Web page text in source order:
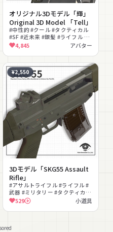
オリジナル3Dモデル「輝」
Original 3D Model 「Tell」
#中性的 #クール #タクティカル
#SF #近未来 #銀髪 #ライフル #
プレートキャリア #ホログラム #
フルトラ対応
4,845 アバター
¥2,550
3Dモデル「SKG55 Assault
Rifle」
#アサルトライフル #ライフル #
武器 #ミリタリー #タクティカル
#リアル #スイス #カーキ
529 小道具